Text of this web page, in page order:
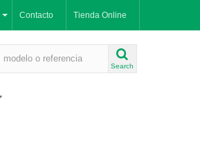
Tienda Online
Contacto
Search